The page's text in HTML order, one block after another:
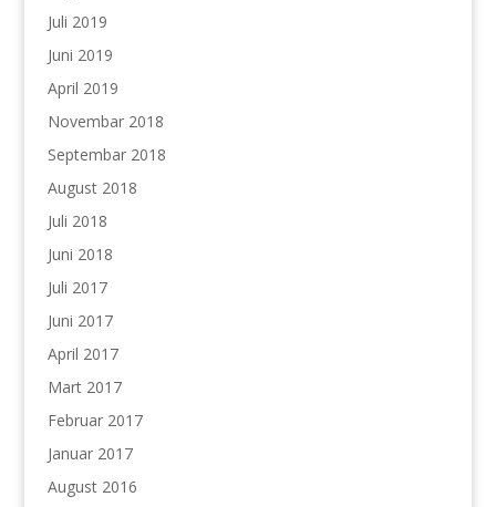
Juli 2019
Juni 2019
April 2019
Novembar 2018
Septembar 2018
August 2018
Juli 2018
Juni 2018
Juli 2017
Juni 2017
April 2017
Mart 2017
Februar 2017
Januar 2017
August 2016